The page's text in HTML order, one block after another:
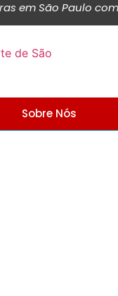
em São Paulo
Sobre Nós